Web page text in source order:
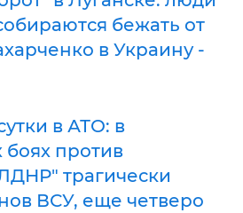
бежать от
в Украину -
в АТО: в
против
трагически
ВСУ, еще четверо